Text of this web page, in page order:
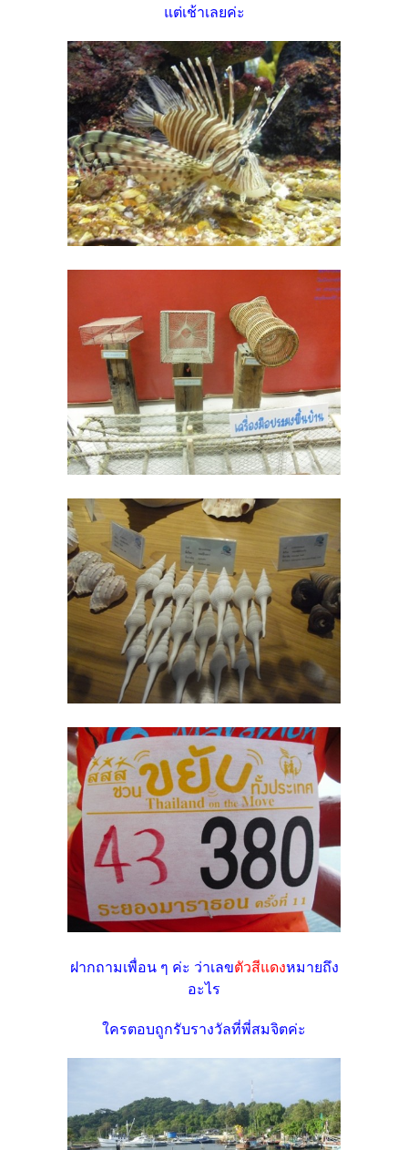
แต่เช้าเลยค่ะ
ฝากถามเพื่อน ๆ ค่ะ ว่าเลขตัวสีแดงหมายถึง
อะไร
ใครตอบถูกรับรางวัลที่พี่สมจิตค่ะ